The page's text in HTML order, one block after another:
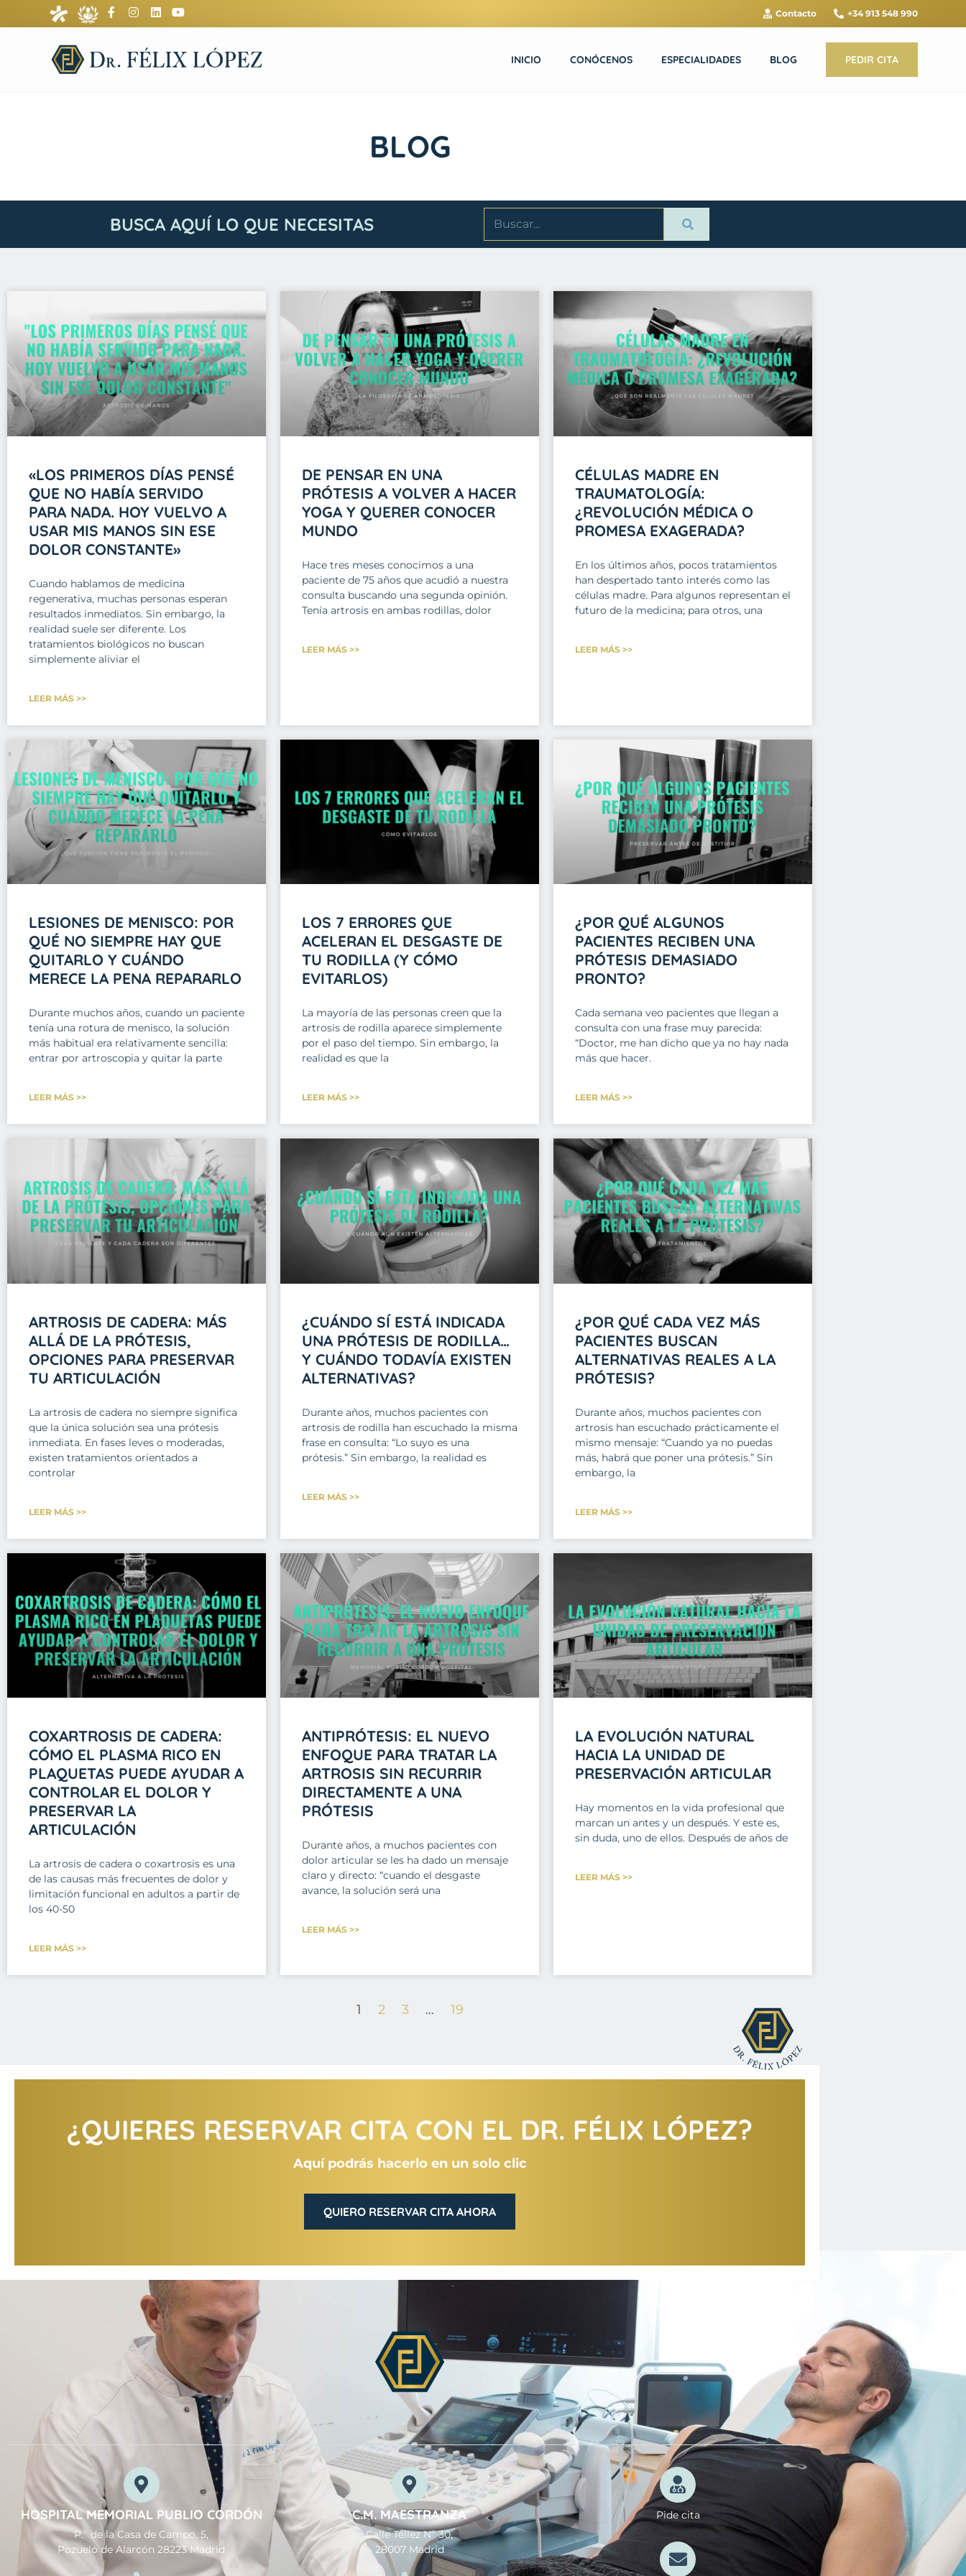
Contacto +34 913 548 990
INICIO CONÓCENOS ESPECIALIDADES BLOG PEDIR CITA
BLOG
BUSCA AQUÍ LO QUE NECESITAS
«LOS PRIMEROS DÍAS PENSÉ
QUE NO HABÍA SERVIDO
PARA NADA. HOY VUELVO A
USAR MIS MANOS SIN ESE
DOLOR CONSTANTE»
Cuando hablamos de medicina
regenerativa, muchas personas esperan
resultados inmediatos. Sin embargo, la
realidad suele ser diferente. Los
tratamientos biológicos no buscan
simplemente aliviar el
LEER MÁS >>
DE PENSAR EN UNA
PRÓTESIS A VOLVER A HACER
YOGA Y QUERER CONOCER
MUNDO
Hace tres meses conocimos a una
paciente de 75 años que acudió a nuestra
consulta buscando una segunda opinión.
Tenía artrosis en ambas rodillas, dolor
LEER MÁS >>
CÉLULAS MADRE EN
TRAUMATOLOGÍA:
¿REVOLUCIÓN MÉDICA O
PROMESA EXAGERADA?
En los últimos años, pocos tratamientos
han despertado tanto interés como las
células madre. Para algunos representan el
futuro de la medicina; para otros, una
LEER MÁS >>
LESIONES DE MENISCO: POR
QUÉ NO SIEMPRE HAY QUE
QUITARLO Y CUÁNDO
MERECE LA PENA REPARARLO
Durante muchos años, cuando un paciente
tenía una rotura de menisco, la solución
más habitual era relativamente sencilla:
entrar por artroscopia y quitar la parte
LEER MÁS >>
LOS 7 ERRORES QUE
ACELERAN EL DESGASTE DE
TU RODILLA (Y CÓMO
EVITARLOS)
La mayoría de las personas creen que la
artrosis de rodilla aparece simplemente
por el paso del tiempo. Sin embargo, la
realidad es que la
LEER MÁS >>
¿POR QUÉ ALGUNOS
PACIENTES RECIBEN UNA
PRÓTESIS DEMASIADO
PRONTO?
Cada semana veo pacientes que llegan a
consulta con una frase muy parecida:
“Doctor, me han dicho que ya no hay nada
más que hacer.
LEER MÁS >>
ARTROSIS DE CADERA: MÁS
ALLÁ DE LA PRÓTESIS,
OPCIONES PARA PRESERVAR
TU ARTICULACIÓN
La artrosis de cadera no siempre significa
que la única solución sea una prótesis
inmediata. En fases leves o moderadas,
existen tratamientos orientados a
controlar
LEER MÁS >>
¿CUÁNDO SÍ ESTÁ INDICADA
UNA PRÓTESIS DE RODILLA…
Y CUÁNDO TODAVÍA EXISTEN
ALTERNATIVAS?
Durante años, muchos pacientes con
artrosis de rodilla han escuchado la misma
frase en consulta: “Lo suyo es una
prótesis.” Sin embargo, la realidad es
LEER MÁS >>
¿POR QUÉ CADA VEZ MÁS
PACIENTES BUSCAN
ALTERNATIVAS REALES A LA
PRÓTESIS?
Durante años, muchos pacientes con
artrosis han escuchado prácticamente el
mismo mensaje: “Cuando ya no puedas
más, habrá que poner una prótesis.” Sin
embargo, la
LEER MÁS >>
COXARTROSIS DE CADERA:
CÓMO EL PLASMA RICO EN
PLAQUETAS PUEDE AYUDAR A
CONTROLAR EL DOLOR Y
PRESERVAR LA
ARTICULACIÓN
La artrosis de cadera o coxartrosis es una
de las causas más frecuentes de dolor y
limitación funcional en adultos a partir de
los 40-50
LEER MÁS >>
ANTIPRÓTESIS: EL NUEVO
ENFOQUE PARA TRATAR LA
ARTROSIS SIN RECURRIR
DIRECTAMENTE A UNA
PRÓTESIS
Durante años, a muchos pacientes con
dolor articular se les ha dado un mensaje
claro y directo: “cuando el desgaste
avance, la solución será una
LEER MÁS >>
LA EVOLUCIÓN NATURAL
HACIA LA UNIDAD DE
PRESERVACIÓN ARTICULAR
Hay momentos en la vida profesional que
marcan un antes y un después. Y este es,
sin duda, uno de ellos. Después de años de
LEER MÁS >>
1 2 3 … 19
¿QUIERES RESERVAR CITA CON EL DR. FÉLIX LÓPEZ?
Aquí podrás hacerlo en un solo clic
QUIERO RESERVAR CITA AHORA
HOSPITAL MEMORIAL PUBLIO CORDÓN
P.º de la Casa de Campo, 5,
Pozuelo de Alarcón 28223 Madrid
C.M. MAESTRANZA
Calle Téllez Nº 30,
28007 Madrid
Pide cita